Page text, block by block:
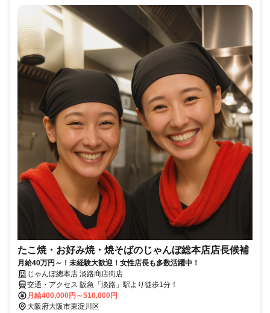
たこ焼・お好み焼・焼そばのじゃんぼ総本店店長候補
月給40万円～！未経験大歓迎！女性店長も多数活躍中！
じゃんぼ總本店 淡路商店街店
交通・アクセス 阪急「淡路」駅より徒歩1分！
月給400,000円～510,000円
大阪府大阪市東淀川区